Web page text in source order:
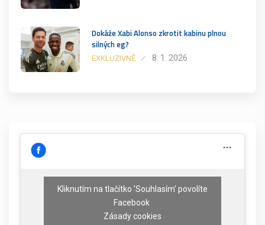
Dokáže Xabi Alonso zkrotit kabinu plnou
silných eg?
EXKLUZIVNĚ 8. 1. 2026
Kliknutím na tlačítko 'Souhlasím' povolíte
Facebook
Zásady cookies